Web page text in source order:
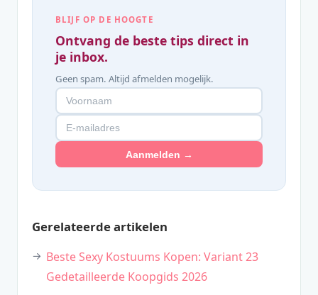
BLIJF OP DE HOOGTE
Ontvang de beste tips direct in
je inbox.
Geen spam. Altijd afmelden mogelijk.
Aanmelden →
Gerelateerde artikelen
Beste Sexy Kostuums Kopen: Variant 23
Gedetailleerde Koopgids 2026